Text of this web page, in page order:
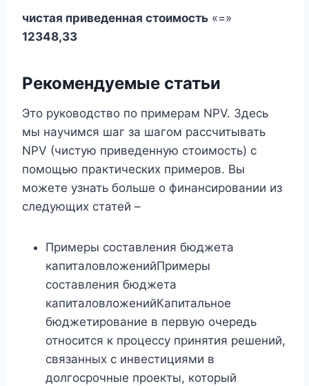
чистая приведенная стоимость «=»
12348,33
Рекомендуемые статьи
Это руководство по примерам NPV. Здесь
мы научимся шаг за шагом рассчитывать
NPV (чистую приведенную стоимость) с
помощью практических примеров. Вы
можете узнать больше о финансировании из
следующих статей –
Примеры составления бюджета
капиталовложенийПримеры
составления бюджета
капиталовложенийКапитальное
бюджетирование в первую очередь
относится к процессу принятия решений,
связанных с инвестициями в
долгосрочные проекты, который